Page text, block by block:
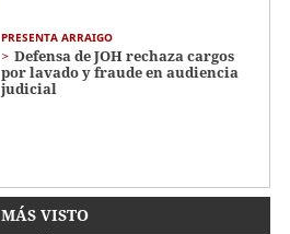
PRESENTA ARRAIGO
Defensa de JOH rechaza cargos
por lavado y fraude en audiencia
judicial
MÁS VISTO